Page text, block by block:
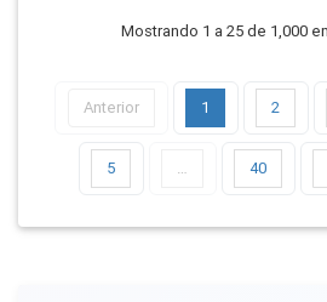
Mostrando 1 a 25 de 1,000
Anterior 1 2
5 … 40